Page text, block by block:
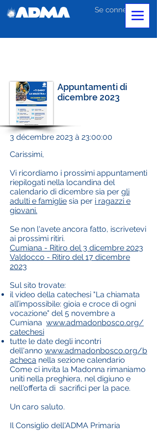
Se connecter
Appuntamenti di
dicembre 2023
3 décembre 2023 à 23:00:00
Carissimi,
Vi ricordiamo i prossimi appuntamenti
riepilogati nella locandina del
calendario di dicembre sia per gli
adulti e famiglie sia per i ragazzi e
giovani.
Se non l'avete ancora fatto, iscrivetevi
ai prossimi ritiri.
Cumiana - Ritiro del 3 dicembre 2023
Valdocco - Ritiro del 17 dicembre
2023
Sul sito trovate:
il video della catechesi "La chiamata
all’impossibile: gioia e croce di ogni
vocazione" del 5 novembre a
Cumiana www.admadonbosco.org/
catechesi
tutte le date degli incontri
dell'anno www.admadonbosco.org/b
acheca nella sezione calendario
Come ci invita la Madonna rimaniamo
uniti nella preghiera, nel digiuno e
nell'offerta di sacrifici per la pace.
Un caro saluto.
Il Consiglio dell'ADMA Primaria